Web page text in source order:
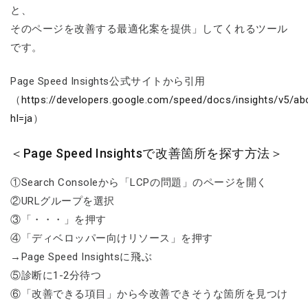
と、
そのページを改善する最適化案を提供」してくれるツール
です。
Page Speed Insights公式サイトから引用
（https://developers.google.com/speed/docs/insights/v5/
hl=ja）
＜Page Speed Insightsで改善箇所を探す方法＞
①Search Consoleから「LCPの問題」のページを開く
②URLグループを選択
③「・・・」を押す
④「ディベロッパー向けリソース」を押す
→Page Speed Insightsに飛ぶ
⑤診断に1-2分待つ
⑥「改善できる項目」から今改善できそうな箇所を見つけ